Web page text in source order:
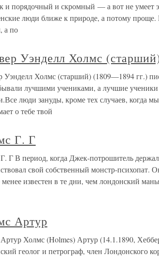
и порядочный и скромный — а вот не умеет
люди ближе к природе, а потому проще.
а по
Уэнделл Холмс
Уэнделл Холмс (старший) (1809—1894 гг.)
лучшими учениками, а лучшие ученики
люди зануды, кроме тех случаев, когда
о тебе твой
Г. Г
Г В период, когда Джек-потрошитель
свой собственный монстр-психопат.
известен в те дни, чем лондонский
Артур
Холмс (Holmes) Артур (14.1.1890,
геолог и петрограф, член Лондонского